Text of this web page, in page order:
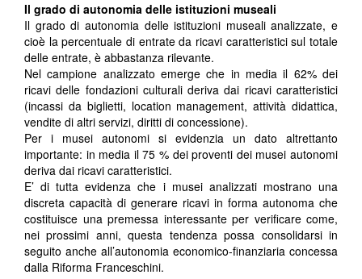
Il grado di autonomia delle istituzioni museali
Il grado di autonomia delle istituzioni museali analizzate, e
cioè la percentuale di entrate da ricavi caratteristici sul totale
delle entrate, è abbastanza rilevante.
Nel campione analizzato emerge che in media il 62% dei
ricavi delle fondazioni culturali deriva dai ricavi caratteristici
(incassi da biglietti, location management, attività didattica,
vendite di altri servizi, diritti di concessione).
Per i musei autonomi si evidenzia un dato altrettanto
importante: in media il 75 % dei proventi dei musei autonomi
deriva dai ricavi caratteristici.
E’ di tutta evidenza che i musei analizzati mostrano una
discreta capacità di generare ricavi in forma autonoma che
costituisce una premessa interessante per verificare come,
nei prossimi anni, questa tendenza possa consolidarsi in
seguito anche all’autonomia economico-finanziaria concessa
dalla Riforma Franceschini.